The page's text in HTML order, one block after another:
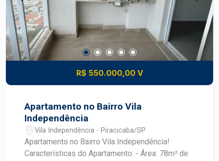
R$ 550.000,00 V
Apartamento no Bairro Vila
Independência
Vila Independência - Piracicaba/SP
Apartamento no Bairro Vila Independência!
Características do Apartamento: - Área: 78m² de